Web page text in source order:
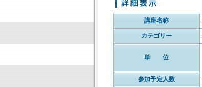
講座名称
カテゴリー
単 位
参加予定人数